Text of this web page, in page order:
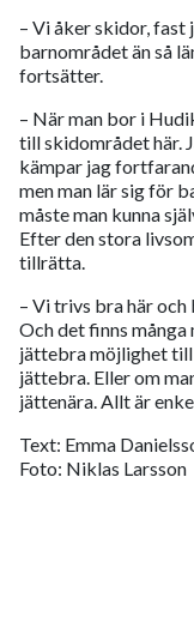
– Vi åker skidor, fast
barnområdet än så
fortsätter.
– När man bor i
till skidområdet här.
kämpar jag
men man lär sig för
måste man kunna
Efter den stora
tillrätta.
– Vi trivs bra här och
Och det finns
jättebra möjlighet till
jättebra. Eller om
jättenära. Allt är
Text: Emma
Foto: Niklas Larsson